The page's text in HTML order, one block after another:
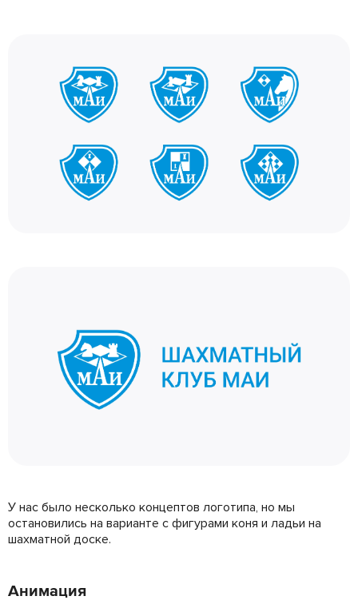
У нас было несколько концептов логотипа, но мы
остановились на варианте с фигурами коня и ладьи на
шахматной доске.
Анимация